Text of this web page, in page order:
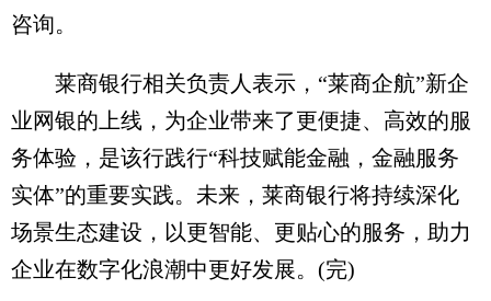
咨询。
莱商银行相关负责人表示，“莱商企航”新企
业网银的上线，为企业带来了更便捷、高效的服
务体验，是该行践行“科技赋能金融，金融服务
实体”的重要实践。未来，莱商银行将持续深化
场景生态建设，以更智能、更贴心的服务，助力
企业在数字化浪潮中更好发展。(完)